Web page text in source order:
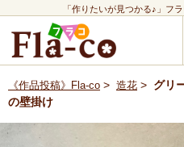
「作りたいが見つかる♪」フ
《作品投稿》Fla-co > 造花 > グリ
の壁掛け